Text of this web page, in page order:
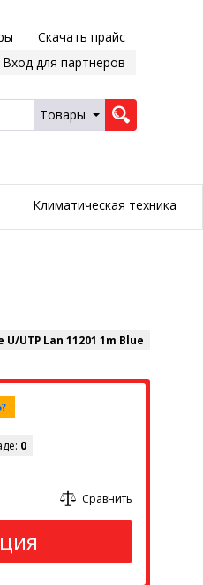
Скачать прайс
Вход для партнеров
Товары
Климатическая техника
U/UTP Lan 11201 1m Blue
0
Сравнить